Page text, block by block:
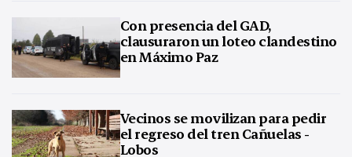
Con presencia del GAD,
clausuraron un loteo clandestino
en Máximo Paz
Vecinos se movilizan para pedir
el regreso del tren Cañuelas -
Lobos